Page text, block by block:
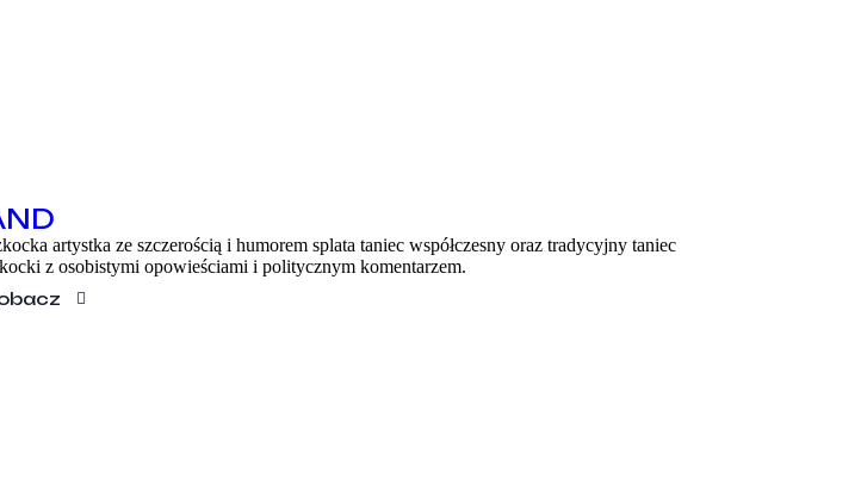
artystka ze szczerością i humorem splata taniec współczesny oraz tradycyjny taniec
z osobistymi opowieściami i politycznym komentarzem.